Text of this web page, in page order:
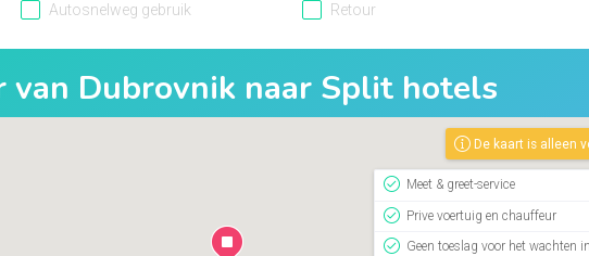
Autosnelweg gebruik Retour
van Dubrovnik naar Split hotels
De kaart is alleen
Meet & greet-service
Prive voertuig en chauffeur
Geen toeslag voor het wachten